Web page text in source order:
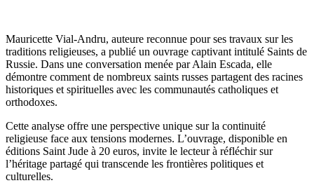
Mauricette Vial-Andru, auteure reconnue pour ses travaux sur les
traditions religieuses, a publié un ouvrage captivant intitulé Saints de
Russie. Dans une conversation menée par Alain Escada, elle
démontre comment de nombreux saints russes partagent des racines
historiques et spirituelles avec les communautés catholiques et
orthodoxes.
Cette analyse offre une perspective unique sur la continuité
religieuse face aux tensions modernes. L’ouvrage, disponible en
éditions Saint Jude à 20 euros, invite le lecteur à réfléchir sur
l’héritage partagé qui transcende les frontières politiques et
culturelles.